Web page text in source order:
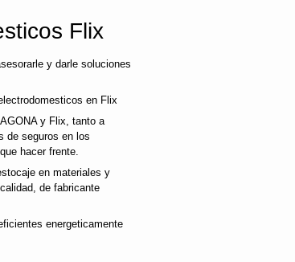
Flix
y darle soluciones
en Flix
y Flix, tanto a
de seguros en los
hacer frente.
en materiales y
de fabricante
energeticamente